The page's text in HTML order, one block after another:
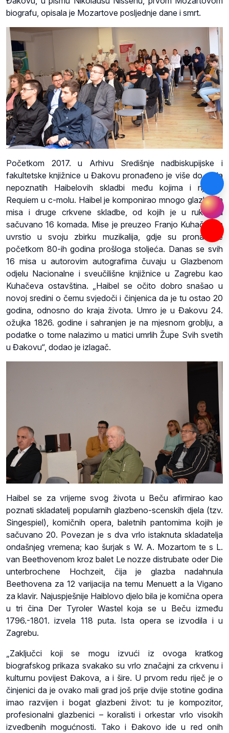
biografu, opisala je Mozartove posljednje dane i smrt.
Početkom 2017. u Arhivu Središnje nadbiskupijske i
fakultetske knjižnice u Đakovu pronađeno je više do sada
nepoznatih Haibelovih skladbi među kojima i njegov
Requiem u c-molu. Haibel je komponirao mnogo glazbenih
misa i druge crkvene skladbe, od kojih je u rukopisu
sačuvano 16 komada. Mise je preuzeo Franjo Kuhač te ih
uvrstio u svoju zbirku muzikalija, gdje su pronađene
početkom 80-ih godina prošloga stoljeća. Danas se svih
16 misa u autorovim autografima čuvaju u Glazbenom
odjelu Nacionalne i sveučilišne knjižnice u Zagrebu kao
Kuhačeva ostavština. „Haibel se očito dobro snašao u
novoj sredini o čemu svjedoči i činjenica da je tu ostao 20
godina, odnosno do kraja života. Umro je u Đakovu 24.
ožujka 1826. godine i sahranjen je na mjesnom groblju, a
podatke o tome nalazimo u matici umrlih Župe Svih svetih
u Đakovu“, dodao je izlagač.
Haibel se za vrijeme svog života u Beču afirmirao kao
poznati skladatelj popularnih glazbeno-scenskih djela (tzv.
Singespiel), komičnih opera, baletnih pantomima kojih je
sačuvano 20. Povezan je s dva vrlo istaknuta skladatelja
ondašnjeg vremena; kao šurjak s W. A. Mozartom te s L.
van Beethovenom kroz balet Le nozze distrubate oder Die
unterbrochene Hochzeit, čija je glazba nadahnula
Beethovena za 12 varijacija na temu Menuett a la Vigano
za klavir. Najuspješnije Haiblovo djelo bila je komična opera
u tri čina Der Tyroler Wastel koja se u Beču između
1796.-1801. izvela 118 puta. Ista opera se izvodila i u
Zagrebu.
„Zaključci koji se mogu izvući iz ovoga kratkog
biografskog prikaza svakako su vrlo značajni za crkvenu i
kulturnu povijest Đakova, a i šire. U prvom redu riječ je o
činjenici da je ovako mali grad još prije dvije stotine godina
imao razvijen i bogat glazbeni život: tu je kompozitor,
profesionalni glazbenici – koralisti i orkestar vrlo visokih
izvedbenih mogućnosti. Tako i Đakovo ide u red onih